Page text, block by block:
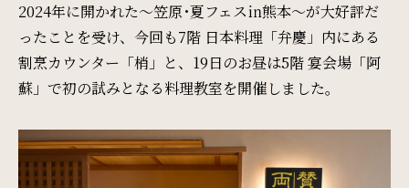
Access
アクセス
Sightseeing
周辺観光
2024年に開かれた～笠原･夏フェス㏌熊本～が大好評だ
ったことを受け、今回も7階 日本料理「弁慶」内にある
割烹カウンター「梢」と、19日のお昼は5階 宴会場「阿
蘇」で初の試みとなる料理教室を開催しました。